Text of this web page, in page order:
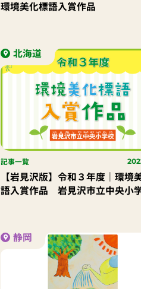
環境美化標語入賞作品
北海道
記事一覧
【岩見沢版】令和３年度｜環境
語入賞作品 岩見沢市立中央小
静岡